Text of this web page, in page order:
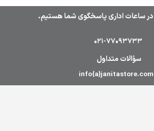
021-77093733
سؤالات متداول
info{a}janitastore.com